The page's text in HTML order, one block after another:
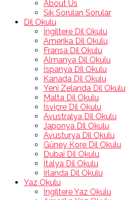
About Us
Sık Sorulan Sorular
Dil Okulu
İngiltere Dil Okulu
Amerika Dil Okulu
Fransa Dil Okulu
Almanya Dil Okulu
İspanya Dil Okulu
Kanada Dil Okulu
Yeni Zelanda Dil Okulu
Malta Dil Okulu
İsviçre Dil Okulu
Avustralya Dil Okulu
Japonya Dil Okulu
Avusturya Dil Okulu
Güney Kore Dil Okulu
Dubai Dil Okulu
İtalya Dil Okulu
İrlanda Dil Okulu
Yaz Okulu
İngiltere Yaz Okulu